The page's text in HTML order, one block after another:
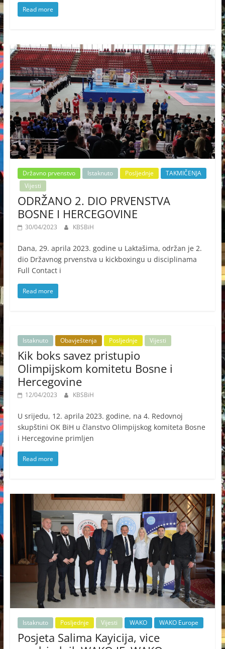
Read more
Državno prvenstvo Istaknuto Posljednje
TAKMIČENJA
Vijesti
ODRŽANO 2. DIO PRVENSTVA
BOSNE I HERCEGOVINE
30/04/2023 KBSBiH
Dana, 29. aprila 2023. godine u Laktašima, održan je 2.
dio Državnog prvenstva u kickboxingu u disciplinama
Full Contact i
Read more
Istaknuto Obavještenja Posljednje Vijesti
Kik boks savez pristupio
Olimpijskom komitetu Bosne i
Hercegovine
12/04/2023 KBSBiH
U srijedu, 12. aprila 2023. godine, na 4. Redovnoj
skupštini OK BiH u članstvo Olimpijskog komiteta Bosne
i Hercegovine primljen
Read more
Istaknuto Posljednje Vijesti WAKO WAKO Europe
Posjeta Salima Kayicija, vice